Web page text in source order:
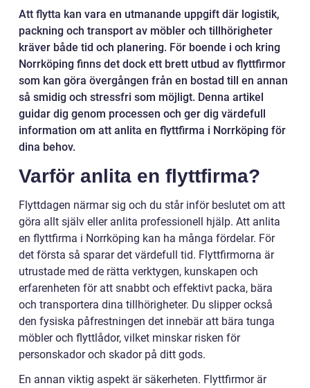
Att flytta kan vara en utmanande uppgift där logistik,
packning och transport av möbler och tillhörigheter
kräver både tid och planering. För boende i och kring
Norrköping finns det dock ett brett utbud av flyttfirmor
som kan göra övergången från en bostad till en annan
så smidig och stressfri som möjligt. Denna artikel
guidar dig genom processen och ger dig värdefull
information om att anlita en flyttfirma i Norrköping för
dina behov.
Varför anlita en flyttfirma?
Flyttdagen närmar sig och du står inför beslutet om att
göra allt själv eller anlita professionell hjälp. Att anlita
en flyttfirma i Norrköping kan ha många fördelar. För
det första så sparar det värdefull tid. Flyttfirmorna är
utrustade med de rätta verktygen, kunskapen och
erfarenheten för att snabbt och effektivt packa, bära
och transportera dina tillhörigheter. Du slipper också
den fysiska påfrestningen det innebär att bära tunga
möbler och flyttlådor, vilket minskar risken för
personskador och skador på ditt gods.
En annan viktig aspekt är säkerheten. Flyttfirmor är